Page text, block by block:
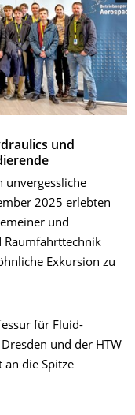
und
unvergessliche
2025 erlebten
und
Raumfahrttechnik
Exkursion zu
für Fluid-
und der HTW
an die Spitze